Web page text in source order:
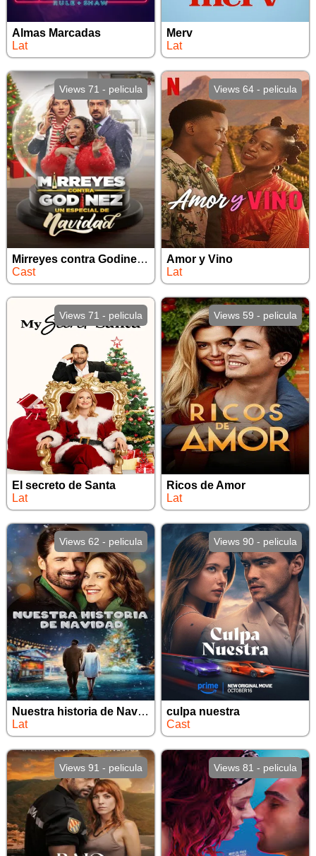
Almas Marcadas
Lat
Merv
Lat
Views 71 - pelicula
Mirreyes contra Godinez Un Especial de Navidad
Cast
Views 64 - pelicula
Amor y Vino
Lat
Views 71 - pelicula
El secreto de Santa
Lat
Views 59 - pelicula
Ricos de Amor
Lat
Views 62 - pelicula
Nuestra historia de Navidad
Lat
Views 90 - pelicula
culpa nuestra
Cast
Views 91 - pelicula Views 81 - pelicula